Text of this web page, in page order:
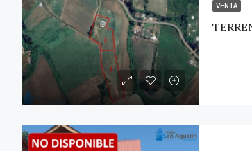
VENTA